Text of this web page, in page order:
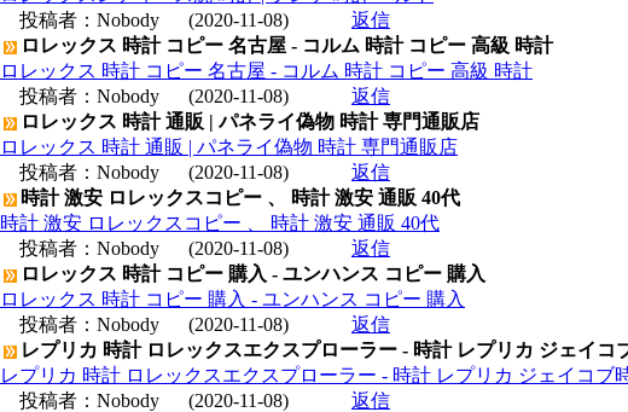
投稿者： Nobody (2020-11-08)
返信
ロレックス 時計 コピー 名古屋 - コルム 時計 コピー 高級 時計
ロレックス 時計 コピー 名古屋 - コルム 時計 コピー 高級 時計
投稿者： Nobody (2020-11-08)
返信
ロレックス 時計 通販 | パネライ偽物 時計 専門通販店
ロレックス 時計 通販 | パネライ偽物 時計 専門通販店
投稿者： Nobody (2020-11-08)
返信
時計 激安 ロレックスコピー 、 時計 激安 通販 40代
時計 激安 ロレックスコピー 、 時計 激安 通販 40代
投稿者： Nobody (2020-11-08)
返信
ロレックス 時計 コピー 購入 - ユンハンス コピー 購入
ロレックス 時計 コピー 購入 - ユンハンス コピー 購入
投稿者： Nobody (2020-11-08)
返信
レプリカ 時計 ロレックスエクスプローラー - 時計 レプリカ ジェイコ
レプリカ 時計 ロレックスエクスプローラー - 時計 レプリカ ジェイコブ
投稿者： Nobody (2020-11-08)
返信